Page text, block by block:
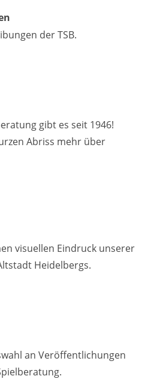
der TSB.
gibt es seit 1946!
Abriss mehr über
visuellen Eindruck unserer
Heidelbergs.
an Veröffentlichungen